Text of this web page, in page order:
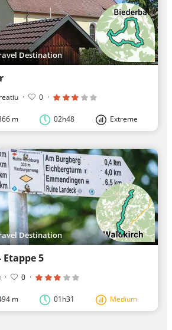
Destination
· 0 ·
m 02h48 Extreme
Destination
Etappe 5
· 0 ·
m 01h31 Medium